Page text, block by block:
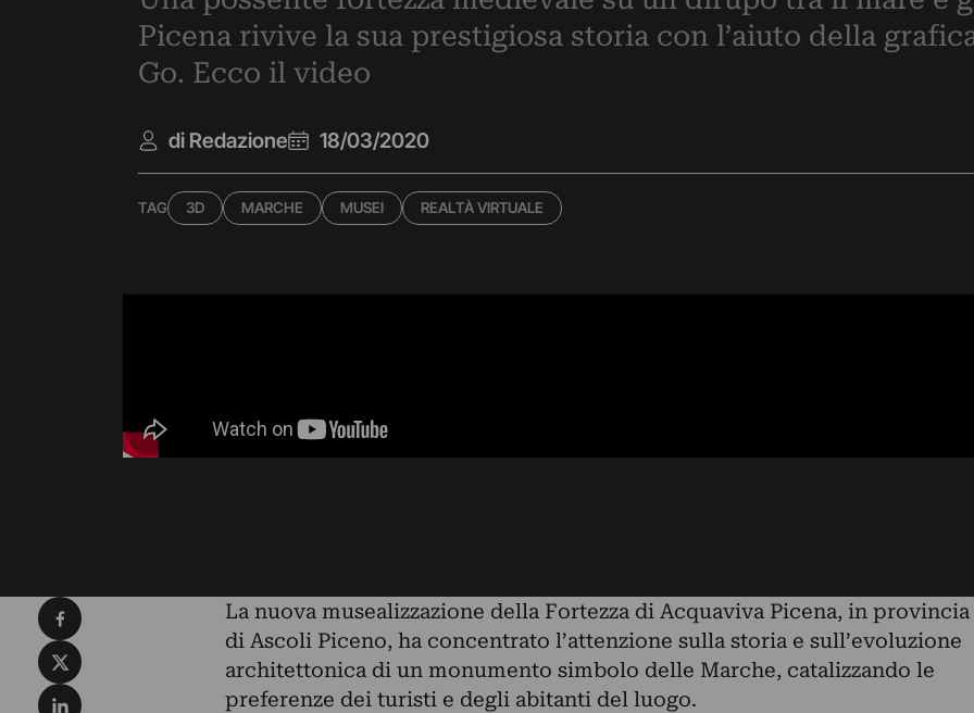
Picena rivive la sua prestigiosa storia con l’aiuto della
Go. Ecco il video
di Redazione 18/03/2020
TAG 3D MARCHE MUSEI REALTÀ VIRTUALE
La nuova musealizzazione della Fortezza di Acquaviva Picena, in provincia
di Ascoli Piceno, ha concentrato l’attenzione sulla storia e sull’evoluzione
architettonica di un monumento simbolo delle Marche, catalizzando le
preferenze dei turisti e degli abitanti del luogo.
Condividi su Facebook
Condividi su X
Condividi su LinkedIn